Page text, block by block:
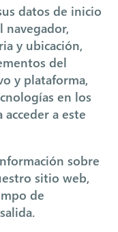
datos de inicio
navegador,
y ubicación,
del
y plataforma,
en los
a este
sobre
sitio web,
de